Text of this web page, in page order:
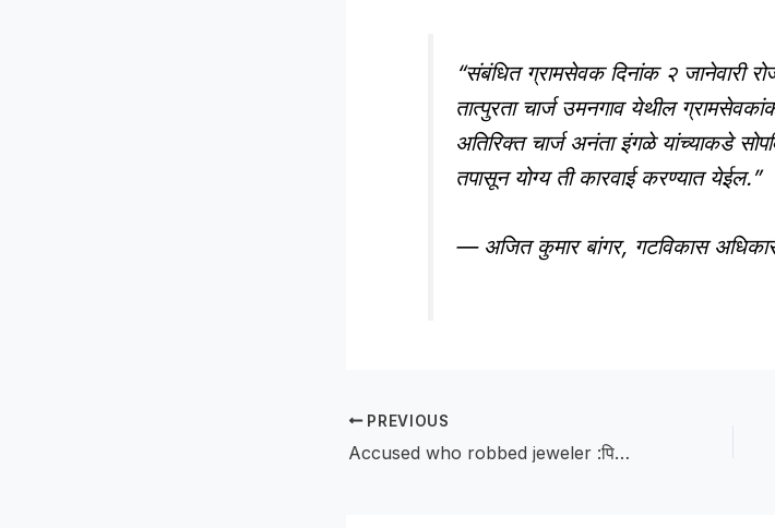
“संबंधित ग्रामसेवक दिनांक २ जानेवारी
तात्पुरता चार्ज उमनगाव येथील
अतिरिक्त चार्ज अनंता इंगळे यांच्याकडे
तपासून योग्य ती कारवाई करण्यात येईल.”
— अजित कुमार बांगर, गटविकास
PREVIOUS
Accused who robbed jeweler :पिस्टलच्या धाकावर सराफाला लुटणारा आरोपी ७२ तासांत गजाआड; एलसीबीची धडक कारवाई